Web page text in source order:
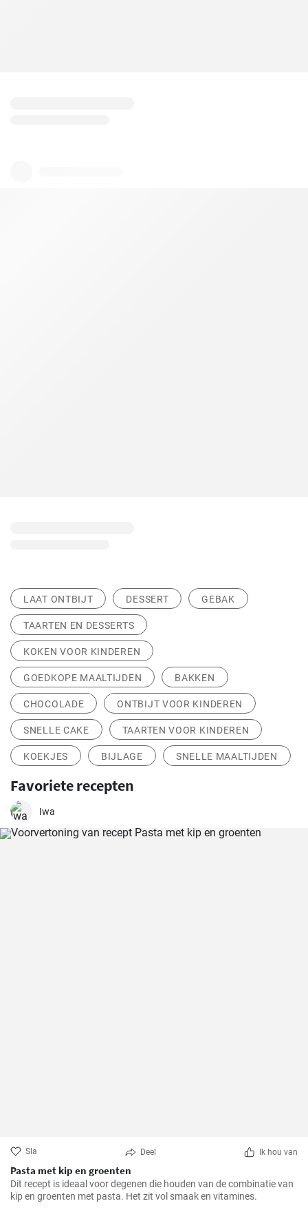
LAAT ONTBIJT DESSERT GEBAK
TAARTEN EN DESSERTS
KOKEN VOOR KINDEREN
GOEDKOPE MAALTIJDEN BAKKEN
CHOCOLADE ONTBIJT VOOR KINDEREN
SNELLE CAKE TAARTEN VOOR KINDEREN
KOEKJES BIJLAGE SNELLE MAALTIJDEN
Favoriete recepten
Iwa
Sla Deel Ik hou van
Pasta met kip en groenten
Dit recept is ideaal voor degenen die houden van de combinatie van
kip en groenten met pasta. Het zit vol smaak en vitamines.